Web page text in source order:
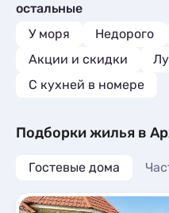
остальные
У моря
Недорого
Акции и скидки
C кухней в номере
Подборки жилья в
Гостевые дома